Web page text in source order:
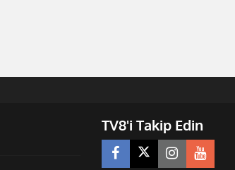
TV8'i Takip Edin